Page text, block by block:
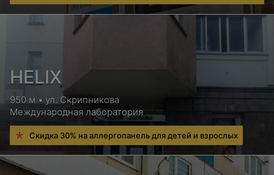
HELIX
950 м • ул. Скрипникова
Международная лаборатория
Скидка 30% на аллергопанель для детей и взрослых